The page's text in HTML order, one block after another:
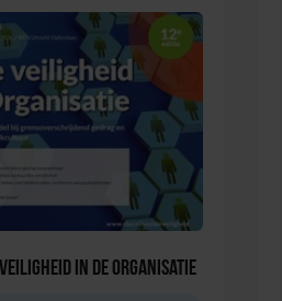
in de Organisatie